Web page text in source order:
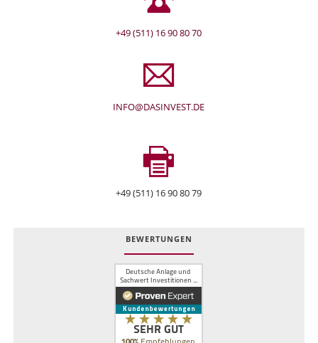
+49 (511) 16 90 80 70
INFO@DASINVEST.DE
+49 (511) 16 90 80 79
BEWERTUNGEN